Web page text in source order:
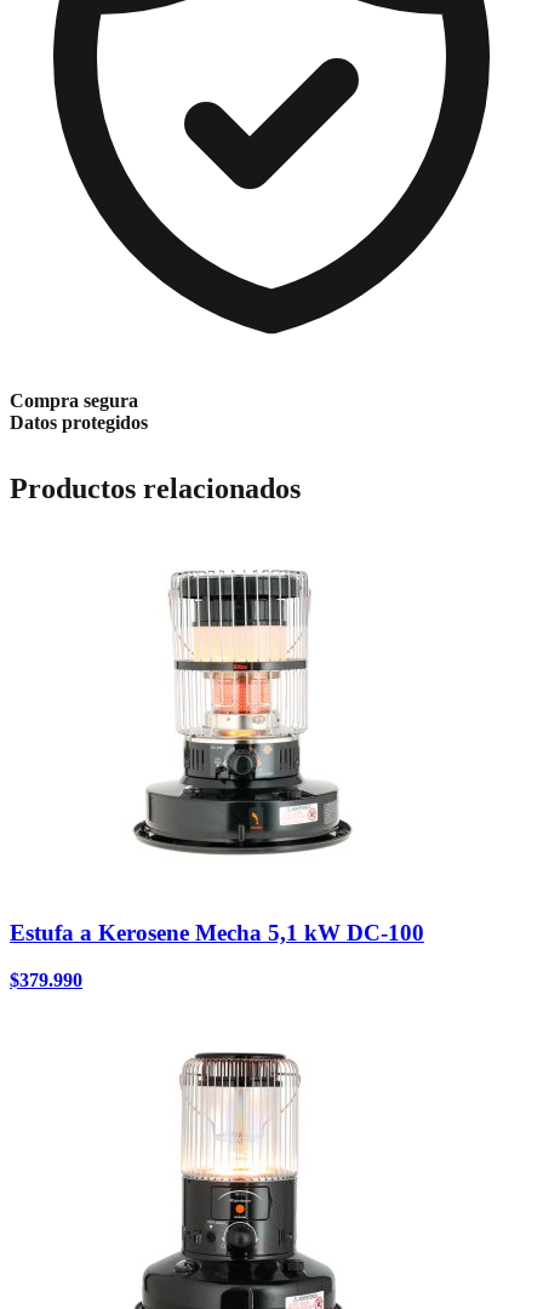
Compra segura
Datos protegidos
Productos relacionados
Estufa a Kerosene Mecha 5,1 kW DC-100
$379.990